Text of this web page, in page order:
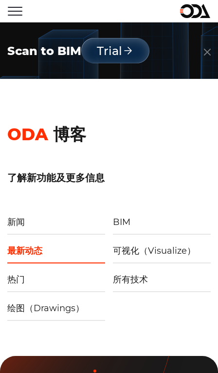
Scan to BIM Trial
ODA 博客
了解新功能及更多信息
新闻
最新动态
热门
绘图（Drawings）
BIM
可视化（Visualize）
所有技术